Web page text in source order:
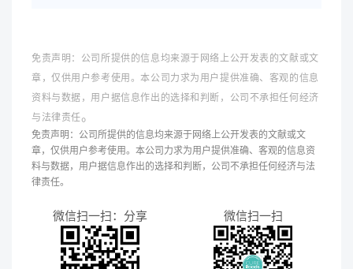
免责声明：公司所提供的信息均来源于网络上公开发表的文献或文
章，仅供用户参考使用。本公司力求为用户提供准确、客观的信息
资料与数据，用户据信息作出的选择和判断，公司不承担任何经济
与法律责任。
免责声明：公司所提供的信息均来源于网络上公开发表的文献或文
章，仅供用户参考使用。本公司力求为用户提供准确、客观的信息资
料与数据，用户据信息作出的选择和判断，公司不承担任何经济与法
律责任。
微信扫一扫：分享 微信扫一扫